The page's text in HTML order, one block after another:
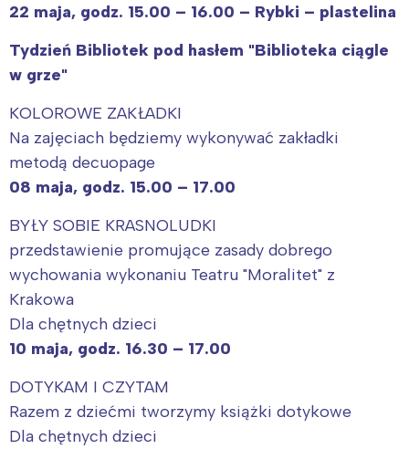
22 maja, godz. 15.00 – 16.00 – Rybki – plastelina
Tydzień Bibliotek pod hasłem "Biblioteka ciągle
w grze"
KOLOROWE ZAKŁADKI
Na zajęciach będziemy wykonywać zakładki
metodą decuopage
08 maja, godz. 15.00 – 17.00
BYŁY SOBIE KRASNOLUDKI
przedstawienie promujące zasady dobrego
wychowania wykonaniu Teatru "Moralitet" z
Krakowa
Dla chętnych dzieci
10 maja, godz. 16.30 – 17.00
DOTYKAM I CZYTAM
Razem z dziećmi tworzymy książki dotykowe
Dla chętnych dzieci